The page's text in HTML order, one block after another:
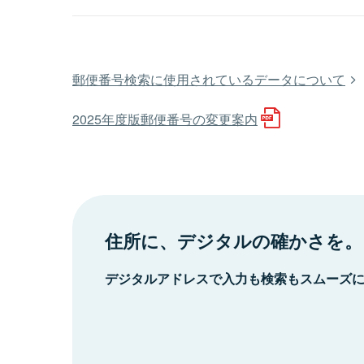
郵便番号検索に使用されているデータについて
2025年度版郵便番号の変更案内
住所に、デジタルの確かさを。
デジタルアドレスで入力も検索もスムーズ